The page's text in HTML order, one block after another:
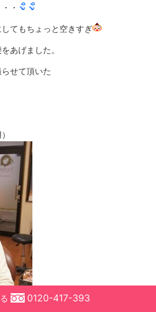
・
てもちょっと空きすぎ
あげました。
せて頂いた
に加え0120-417-393